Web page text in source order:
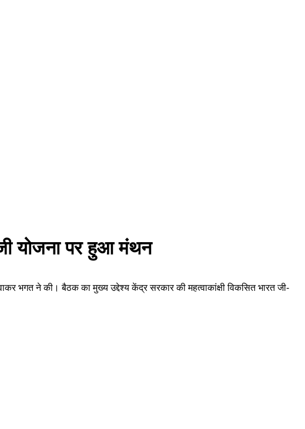
योजना पर हुआ मंथन
भगत ने की। बैठक का मुख्य उद्देश्य केंद्र सरकार की महत्वाकांक्षी विकसित भारत जी-